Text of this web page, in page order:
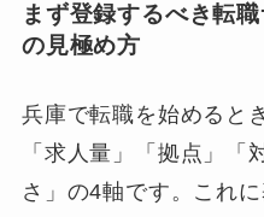
まず登録するべき転
の見極め方
兵庫で転職を始めると
「求人量」「拠点」「
さ」の4軸です。これ